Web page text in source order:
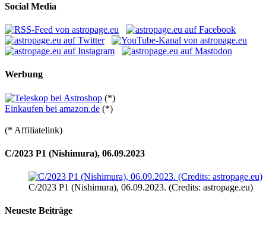
Social Media
Werbung
(*)
Einkaufen bei amazon.de (*)
(* Affiliatelink)
C/2023 P1 (Nishimura), 06.09.2023
C/2023 P1 (Nishimura), 06.09.2023. (Credits: astropage.eu)
Neueste Beiträge